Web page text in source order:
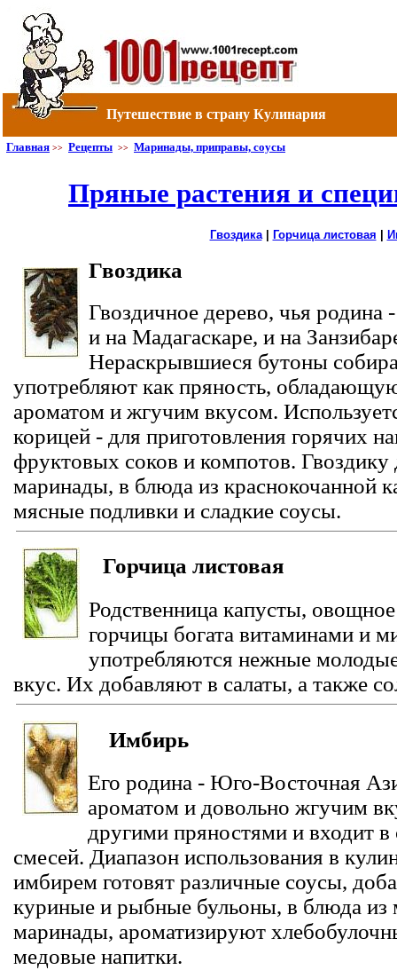
Путешествие в страну Кулинария
Главная >> Рецепты >> Маринады, приправы, соусы
Пряные растения и
Гвоздика| Горчица листовая
Гвоздика
Гвоздичное дерево, чья родина
и на Мадагаскаре, и на
Нераскрывшиеся бутоны
употребляют как пряность,
ароматом и жгучим вкусом.
корицей - для приготовления горячих
фруктовых соков и компотов.
маринады, в блюда из краснокочанной
мясные подливки и сладкие соусы.
Горчица листовая
Родственница капусты, овощное
горчицы богата витаминами и
употребляются нежные
вкус. Их добавляют в салаты, а также
Имбирь
Его родина - Юго-Восточная
ароматом и довольно жгучим
другими пряностями и входит
смесей. Диапазон использования в
имбирем готовят различные соусы,
куриные и рыбные бульоны, в блюда
маринады, ароматизируют
медовые напитки.